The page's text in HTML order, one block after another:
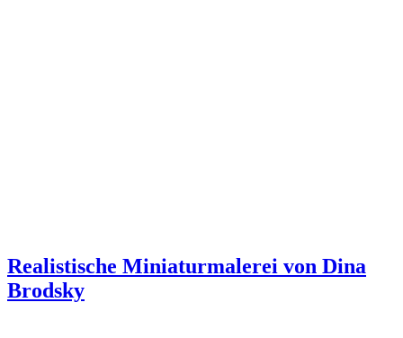
Realistische Miniaturmalerei von Dina
Brodsky